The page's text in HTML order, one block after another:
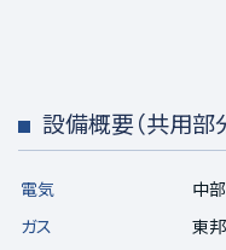
設備概要（共用部
電気
中
ガス
東